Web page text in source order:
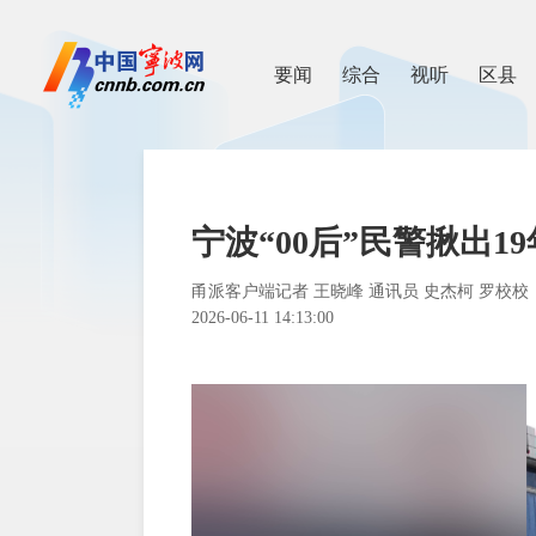
要闻 综合 视听 区县
宁波“00后”民警揪出
甬派客户端记者 王晓峰 通讯员 史杰柯 罗校校
2026-06-11 14:13:00